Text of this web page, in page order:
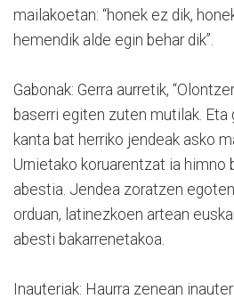
mailakoetan: “honek ez dik,
hemendik alde egin behar dik”.
Gabonak: Gerra aurretik,
baserri egiten zuten mutilak. Eta
kanta bat herriko jendeak asko
Urnietako koruarentzat ia himno
abestia. Jendea zoratzen
orduan, latinezkoen artean
abesti bakarrenetakoa.
Inauteriak: Haurra zenean